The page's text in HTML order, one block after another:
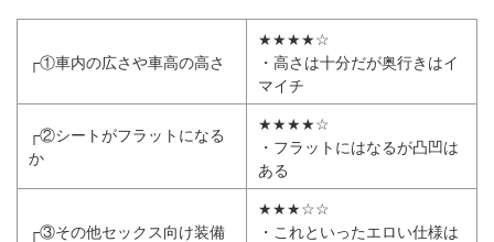
┌①車内の広さや車高の高さ
★★★★☆
・高さは十分だが奥行きはイ
マイチ
┌②シートがフラットになる
か
★★★★☆
・フラットにはなるが凸凹は
ある
┌③その他セックス向け装備
★★★☆☆
・これといったエロい仕様は